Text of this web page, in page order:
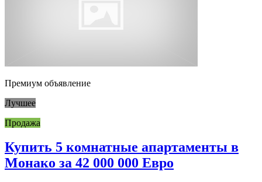
Премиум объявление
Лучшее
Продажа
Купить 5 комнатные апартаменты в
Монако за 42 000 000 Евро